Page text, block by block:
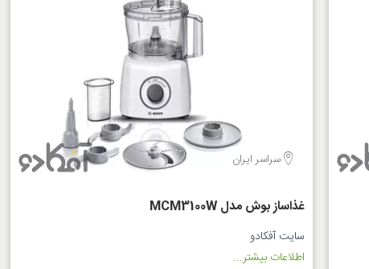
سراسر ایران
غذاساز بوش مدل MCM3100W
سایت آفکادو
اطلاعات بیشتر...